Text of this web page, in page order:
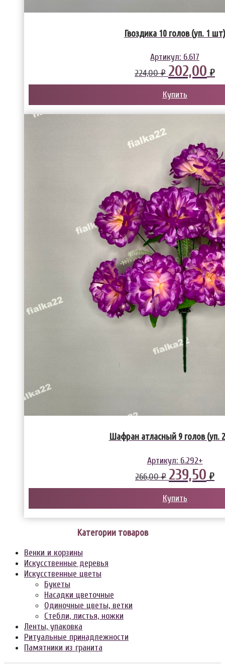
Гвоздика 10 голов (уп. 1 шт)
Артикул: 6.617
224,00 ₽ 202,00 ₽
Купить
Шафран атласный 9 голов (уп.
Артикул: 6.292+
266,00 ₽ 239,50 ₽
Купить
Категории товаров
Венки и корзины
Искусственные деревья
Искусственные цветы
Букеты
Насадки цветочные
Одиночные цветы, ветки
Стебли, листья, ножки
Ленты, упаковка
Ритуальные принадлежности
Памятники из гранита